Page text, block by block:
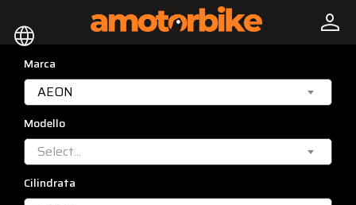
language person
Marca
AEON
Modello
Select...
Cilindrata